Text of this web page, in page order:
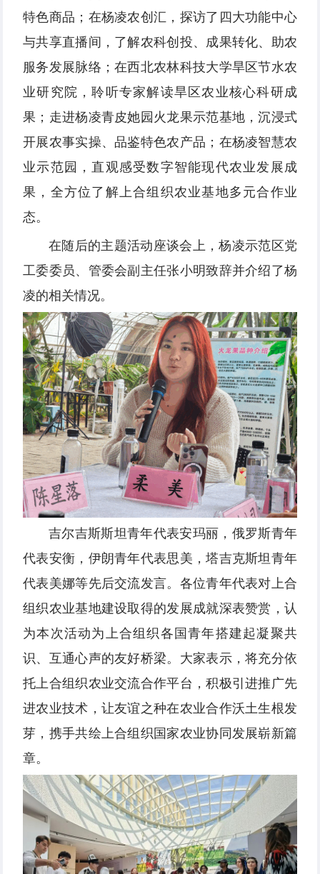
特色商品；在杨凌农创汇，探访了四大功能中心
与共享直播间，了解农科创投、成果转化、助农
服务发展脉络；在西北农林科技大学旱区节水农
业研究院，聆听专家解读旱区农业核心科研成
果；走进杨凌青皮她园火龙果示范基地，沉浸式
开展农事实操、品鉴特色农产品；在杨凌智慧农
业示范园，直观感受数字智能现代农业发展成
果，全方位了解上合组织农业基地多元合作业
态。
在随后的主题活动座谈会上，杨凌示范区党
工委委员、管委会副主任张小明致辞并介绍了杨
凌的相关情况。
吉尔吉斯斯坦青年代表安玛丽，俄罗斯青年
代表安衡，伊朗青年代表思美，塔吉克斯坦青年
代表美娜等先后交流发言。各位青年代表对上合
组织农业基地建设取得的发展成就深表赞赏，认
为本次活动为上合组织各国青年搭建起凝聚共
识、互通心声的友好桥梁。大家表示，将充分依
托上合组织农业交流合作平台，积极引进推广先
进农业技术，让友谊之种在农业合作沃土生根发
芽，携手共绘上合组织国家农业协同发展崭新篇
章。